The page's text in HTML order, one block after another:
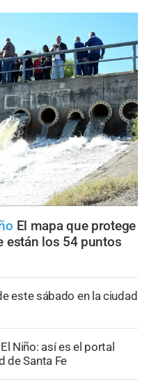
El mapa que protege
están los 54 puntos
este sábado en la ciudad
Niño: así es el portal
de Santa Fe